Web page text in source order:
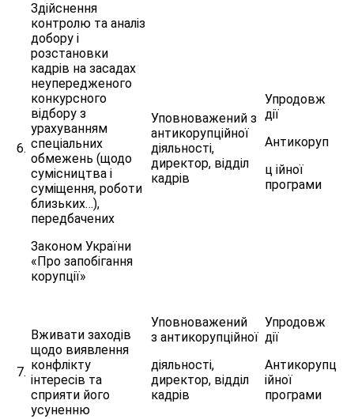
6.
Здійснення
контролю та аналіз
добору і
розстановки
кадрів на засадах
неупередженого
конкурсного
відбору з
урахуванням
спеціальних
обмежень (щодо
сумісництва і
суміщення, роботи
близьких…),
передбачених
Законом України
«Про запобігання
корупції»
Уповноважений з
антикорупційної
діяльності,
директор, відділ
кадрів
Упродовж
дії
Антикоруп
ц ійної
програми
7.
Вживати заходів
щодо виявлення
конфлікту
інтересів та
сприяти його
усуненню
Уповноважений
з антикорупційної
діяльності,
директор, відділ
кадрів
Упродовж
дії
Антикорупц
ійної
програми